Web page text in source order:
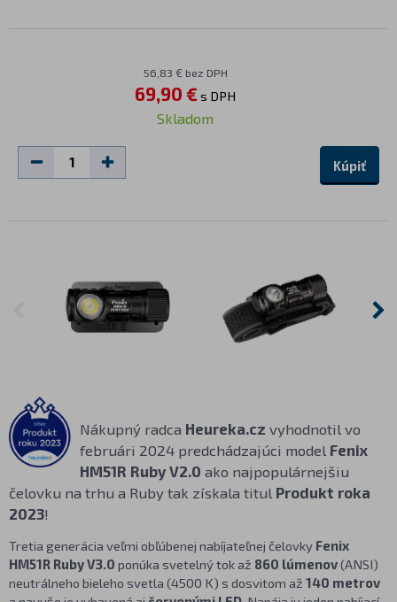
56,83 € bez DPH
69,90 €s DPH
Skladom
Kúpiť
Nákupný radca Heureka.cz vyhodnotil vo
februári 2024 predchádzajúci model Fenix
HM51R Ruby V2.0 ako najpopulárnejšiu
čelovku na trhu a Ruby tak získala titul Produkt roka
2023!
Tretia generácia veľmi obľúbenej nabíjateľnej čelovky Fenix
HM51R Ruby V3.0 ponúka svetelný tok až 860 lúmenov(ANSI)
neutrálneho bieleho svetla (4500 K) s dosvitom až 140 metrov